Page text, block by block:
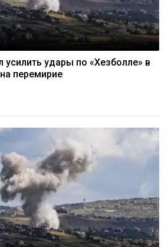
усилить удары по «Хезболле» в
перемирие